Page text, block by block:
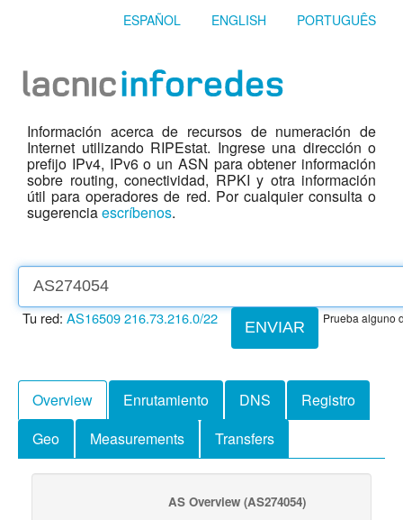
ESPAÑOL ENGLISH PORTUGUÊS
Información acerca de recursos de numeración de
Internet utilizando RIPEstat. Ingrese una dirección o
prefijo IPv4, IPv6 o un ASN para obtener información
sobre routing, conectividad, RPKI y otra información
útil para operadores de red. Por cualquier consulta o
sugerenciaescríbenos.
ENVIAR
Tu red: AS16509216.73.216.0/22 Prueba alguno
Overview Enrutamiento DNS
Registro
Geo
Measurements Transfers
AS Overview (AS274054)